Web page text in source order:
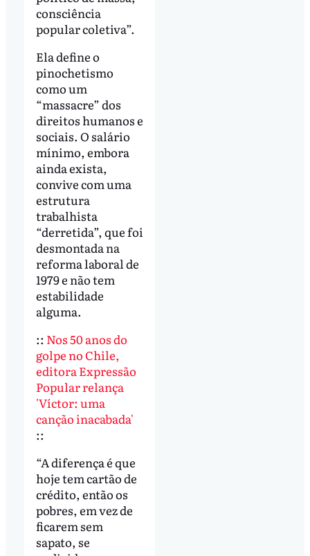
consciência
popular coletiva”.
Ela define o
pinochetismo
como um
“massacre” dos
direitos humanos e
sociais. O salário
mínimo, embora
ainda exista,
convive com uma
estrutura
trabalhista
“derretida”, que foi
desmontada na
reforma laboral de
1979 e não tem
estabilidade
alguma.
:: Nos 50 anos do
golpe no Chile,
editora Expressão
Popular relança
'Víctor: uma
canção inacabada'
::
“A diferença é que
hoje tem cartão de
crédito, então os
pobres, em vez de
ficarem sem
sapato, se